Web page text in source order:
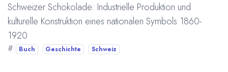
Schweizer Schokolade: Industrielle Produktion und
kulturelle Konstruktion eines nationalen Symbols 1860-
1920
# Buch Geschichte Schweiz